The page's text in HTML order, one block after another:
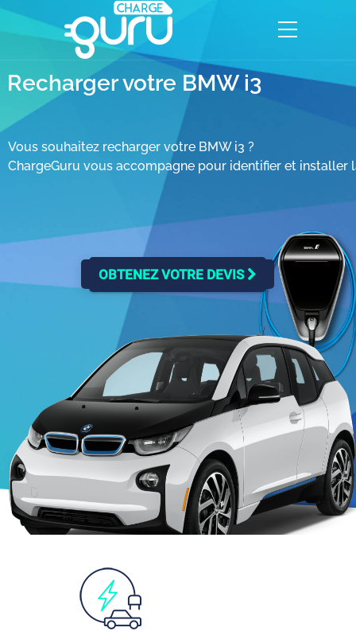
Recharger votre BMW i3
Vous souhaitez recharger votre BMW i3 ?
ChargeGuru vous accompagne pour identifier et installer
OBTENEZ VOTRE DEVIS